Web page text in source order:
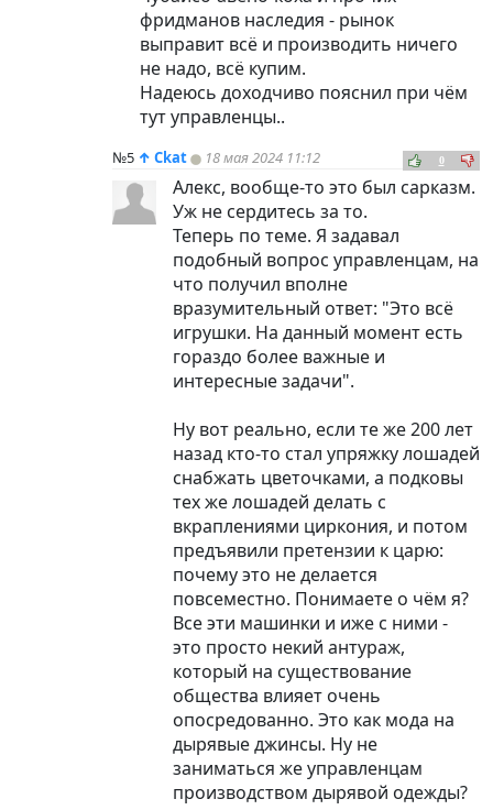
фридманов наследия - рынок
выправит всё и производить ничего
не надо, всё купим.
Надеюсь доходчиво пояснил при чём
тут управленцы..
№5 ↑ Ckat 18 мая 2024 11:12 0
Алекс, вообще-то это был сарказм.
Уж не сердитесь за то.
Теперь по теме. Я задавал
подобный вопрос управленцам, на
что получил вполне
вразумительный ответ: "Это всё
игрушки. На данный момент есть
гораздо более важные и
интересные задачи".
Ну вот реально, если те же 200 лет
назад кто-то стал упряжку лошадей
снабжать цветочками, а подковы
тех же лошадей делать с
вкраплениями циркония, и потом
предъявили претензии к царю:
почему это не делается
повсеместно. Понимаете о чём я?
Все эти машинки и иже с ними -
это просто некий антураж,
который на существование
общества влияет очень
опосредованно. Это как мода на
дырявые джинсы. Ну не
заниматься же управленцам
производством дырявой одежды?